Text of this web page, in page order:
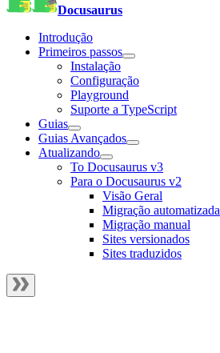
Docusaurus
Introdução
Primeiros passos
Instalação
Configuração
Playground
Suporte a TypeScript
Guias
Guias Avançados
Atualizando
To Docusaurus v3
Para o Docusaurus v2
Visão Geral
Migração automatizada
Migração manual
Sites versionados
Sites traduzidos